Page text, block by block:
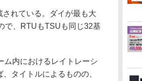
れている。ダイが最も大
で、RTUもTSUも同じ32基
内におけるレイトレーシ
タイトルによるものの、